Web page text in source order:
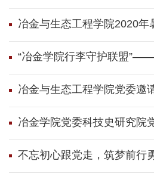
生过程灰尘高效回收与污染
术”项目启动会暨实施方案论
召开
冶金与生态工程学院2020年
令营开营仪式顺利举行
“冶金学院行李守护联盟
我护航
冶金与生态工程学院党委邀
潘建红为全体教职工作报告
冶金学院党委科技史研究院
荣教授荣获北京高校“两优一
不忘初心跟党走，筑梦前
2020届毕业生党员座谈会顺